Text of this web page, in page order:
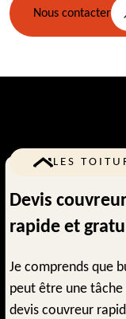
Nous contacter
LES
Devis
rapide et
Je comprends que
peut être une
devis couvreur